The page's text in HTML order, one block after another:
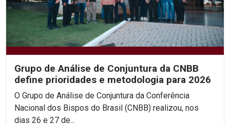
Grupo de Análise de Conjuntura da CNBB
define prioridades e metodologia para 2026
O Grupo de Análise de Conjuntura da Conferência
Nacional dos Bispos do Brasil (CNBB) realizou, nos
dias 26 e 27 de...